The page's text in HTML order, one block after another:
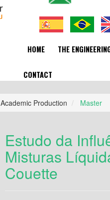
HOME THE
CONTACT
Academic Production Master
Estudo da
Misturas
Couette